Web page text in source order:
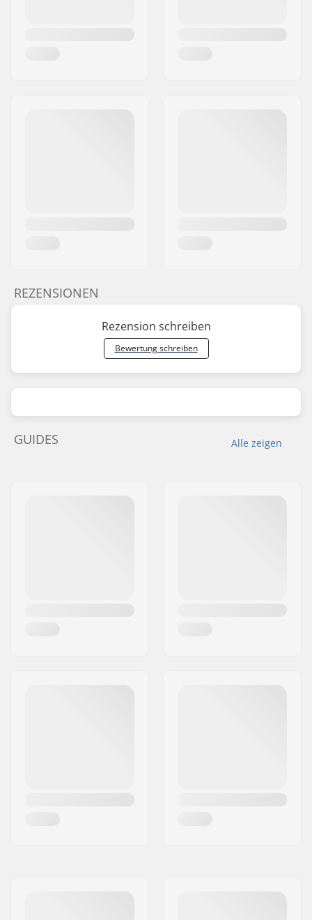
REZENSIONEN
Rezension schreiben
Bewertung schreiben
Alle zeigen
GUIDES